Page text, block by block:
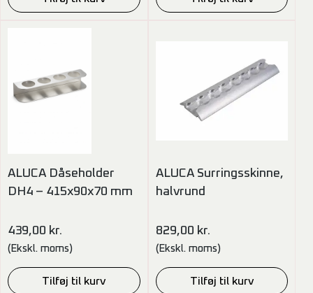
ALUCA Dåseholder
DH4 – 415x90x70 mm
439,00 kr.
(Ekskl. moms)
Tilføj til kurv
ALUCA Surringsskinne,
halvrund
829,00 kr.
(Ekskl. moms)
Tilføj til kurv